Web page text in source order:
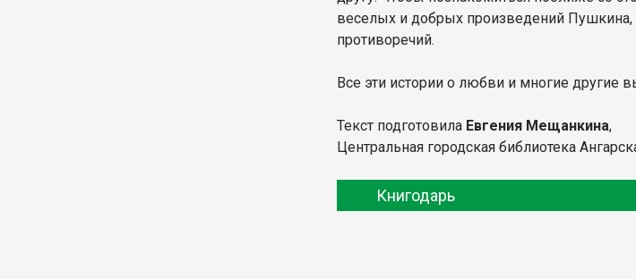
веселых и добрых произведений
противоречий.
Все эти истории о любви и многие другие
Текст подготовила Евгения Мещанкина,
Центральная городская библиотека
Книгодарь